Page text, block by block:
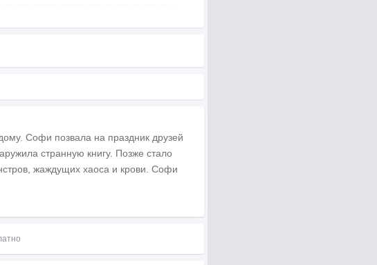
Софи позвала на праздник друзей
странную книгу. Позже стало
жаждущих хаоса и крови. Софи